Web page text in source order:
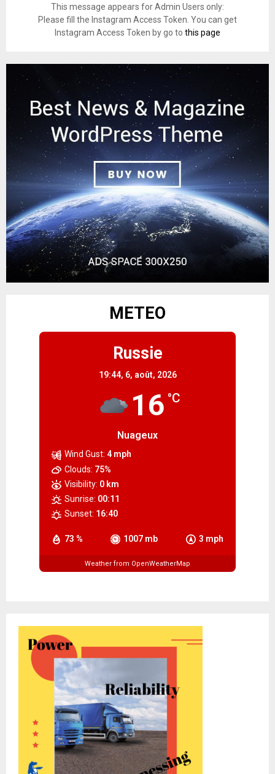
This message appears for Admin Users only:
Please fill the Instagram Access Token. You can get
Instagram Access Token by go to this page
METEO
Russie
19:44, 6, août, 2026
16 °C
Nuageux
73 % 1007 mb 3 mph
Wind Gust: 4 mph
Clouds: 75%
Visibility: 0 km
Sunrise: 00:11
Sunset: 16:40
Weather from OpenWeatherMap